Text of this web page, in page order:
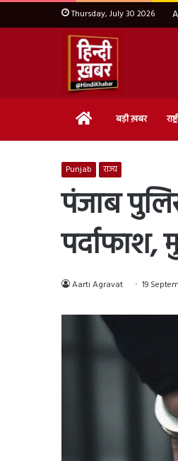
Thursday, July 30 2026
Home बड़ी ख़बर
Punjab राज्य
पंजाब
पर्दाफाश,
Aarti Agravat 19